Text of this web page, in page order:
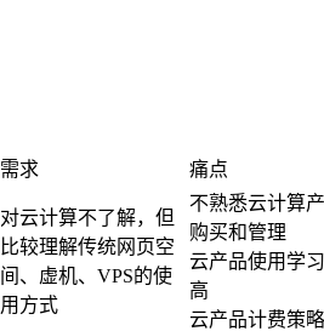
需求 痛点
对云计算不了解，但
比较理解传统网页空
间、虚机、VPS的使
用方式
不熟悉云计算
购买和管理
云产品使用学
高
云产品计费策